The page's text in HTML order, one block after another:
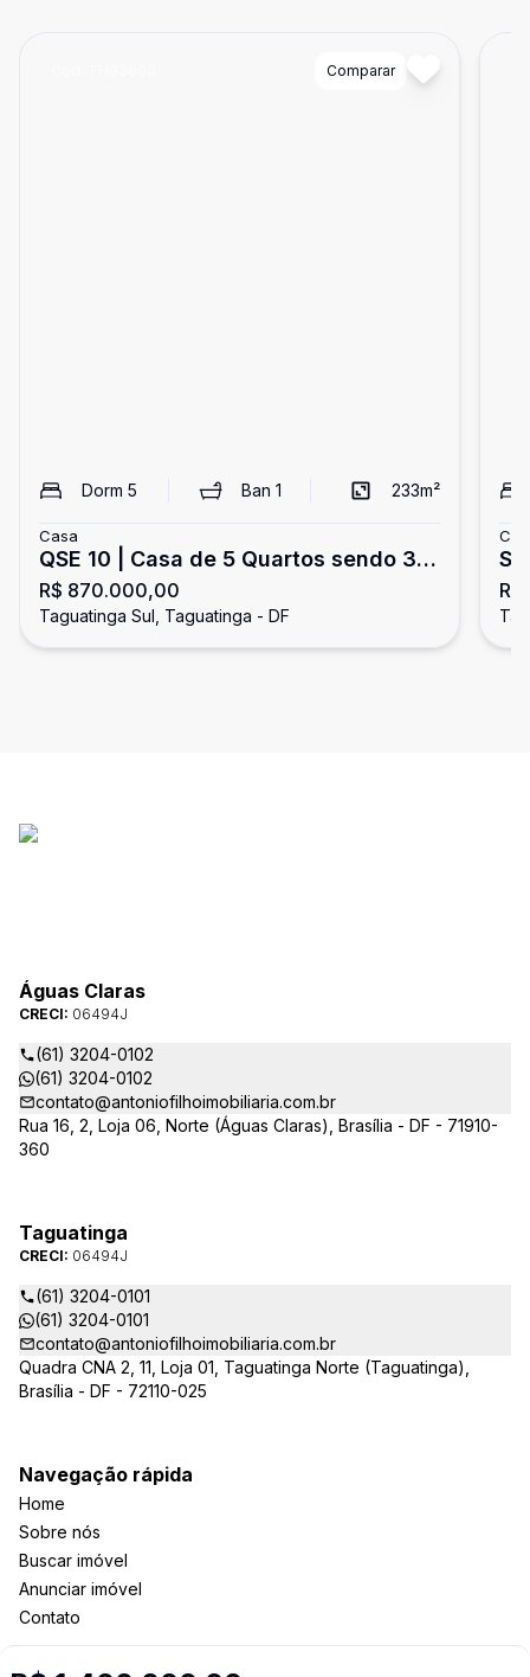
Comparar
Dorm 5 Ban 1 233m²
Casa
QSE 10 | Casa de 5 Quartos sendo 3
Suítes com 4 Vagas de Garagem -
Taguatinga Sul.
R$ 870.000,00
Taguatinga Sul, Taguatinga - DF
Águas Claras
CRECI: 06494J
(61) 3204-0102
(61) 3204-0102
contato@antoniofilhoimobiliaria.com.br
Rua 16, 2, Loja 06, Norte (Águas Claras), Brasília - DF - 71910-
360
Taguatinga
CRECI: 06494J
(61) 3204-0101
(61) 3204-0101
contato@antoniofilhoimobiliaria.com.br
Quadra CNA 2, 11, Loja 01, Taguatinga Norte (Taguatinga),
Brasília - DF - 72110-025
Navegação rápida
Home
Sobre nós
Buscar imóvel
Anunciar imóvel
Contato